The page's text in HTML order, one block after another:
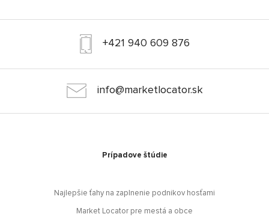
+421 940 609 876
info@marketlocator.sk
Prípadove štúdie
Najlepšie ťahy na zaplnenie podnikov hosťami
Market Locator pre mestá a obce